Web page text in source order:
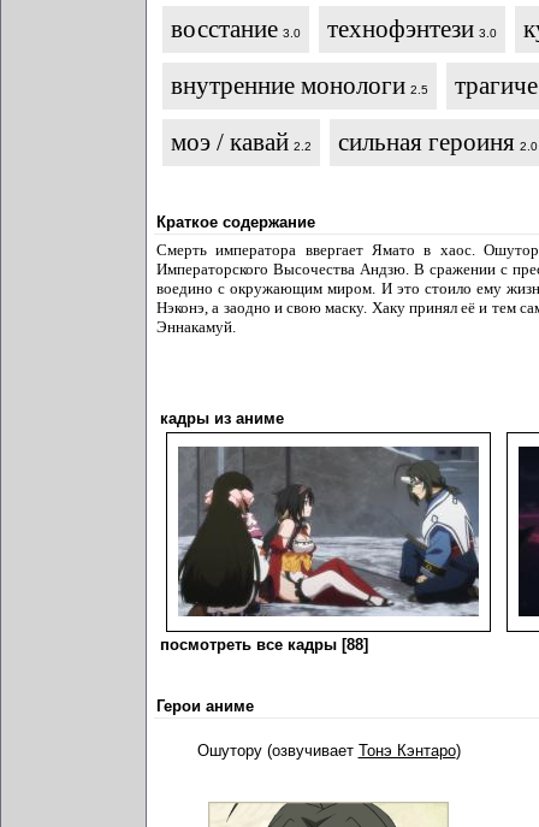
восстание 3.0 технофэнтези 3.0
внутренние монологи 2.5
моэ / кавай 2.2 сильная героиня 2.0
Краткое содержание
Смерть императора ввергает Ямато в хаос.
Императорского Высочества Андзю. В сражении с
воедино с окружающим миром. И это стоило ему
Нэконэ, а заодно и свою маску. Хаку принял её и тем
Эннакамуй.
кадры из аниме
посмотреть все кадры [88]
Герои аниме
Ошутору (озвучивает Тонэ Кэнтаро)